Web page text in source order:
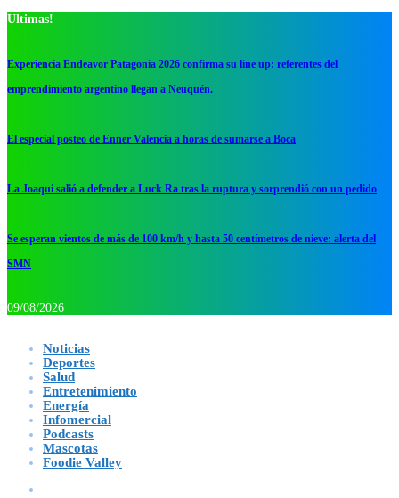
Ultimas!
Experiencia Endeavor Patagonia 2026 confirma su line up: referentes del
emprendimiento argentino llegan a Neuquén.
El especial posteo de Enner Valencia a horas de sumarse a Boca
La Joaqui salió a defender a Luck Ra tras la ruptura y sorprendió con un pedido
Se esperan vientos de más de 100 km/h y hasta 50 centímetros de nieve: alerta del
SMN
09/08/2026
Noticias
Deportes
Salud
Entretenimiento
Energía
Infomercial
Podcasts
Mascotas
Foodie Valley